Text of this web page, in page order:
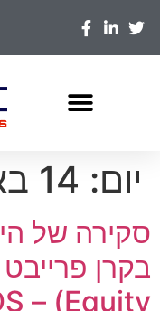
יום: 14 באוגוסט 2024
סקירה של
Equity) – IFUNDS